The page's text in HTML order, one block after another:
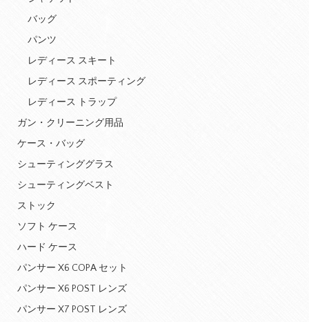
バッグ
パンツ
レディース スキート
レディース スポーティング
レディース トラップ
ガン・クリーニング用品
ケース・バッグ
シューティンググラス
シューティングベスト
ストック
ソフト ケース
ハード ケース
パンサー X6 COPA セット
パンサー X6 POST レンズ
パンサー X7 POST レンズ